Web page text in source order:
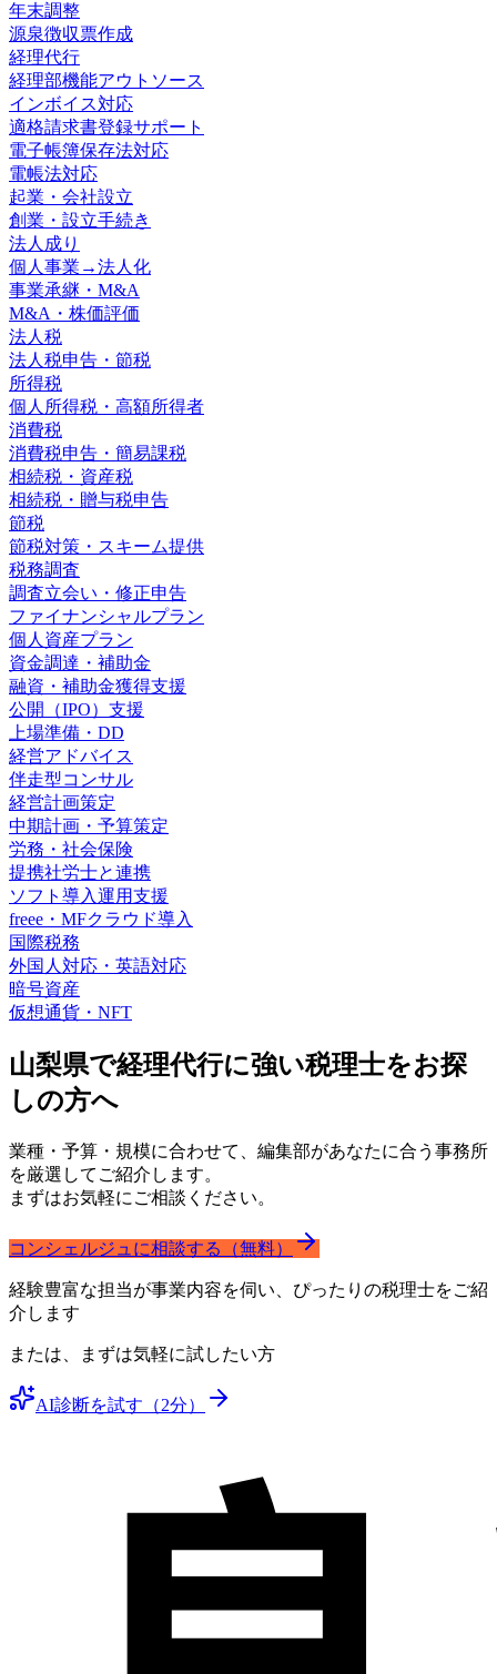
年末調整
源泉徴収票作成
経理代行
経理部機能アウトソース
インボイス対応
適格請求書登録サポート
電子帳簿保存法対応
電帳法対応
起業・会社設立
創業・設立手続き
法人成り
個人事業→法人化
事業承継・M&A
M&A・株価評価
法人税
法人税申告・節税
所得税
個人所得税・高額所得者
消費税
消費税申告・簡易課税
相続税・資産税
相続税・贈与税申告
節税
節税対策・スキーム提供
税務調査
調査立会い・修正申告
ファイナンシャルプラン
個人資産プラン
資金調達・補助金
融資・補助金獲得支援
公開（IPO）支援
上場準備・DD
経営アドバイス
伴走型コンサル
経営計画策定
中期計画・予算策定
労務・社会保険
提携社労士と連携
ソフト導入運用支援
freee・MFクラウド導入
国際税務
外国人対応・英語対応
暗号資産
仮想通貨・NFT
山梨県で経理代行に強い税理士をお探
しの方へ
業種・予算・規模に合わせて、編集部があなたに合う事務所
を厳選してご紹介します。
まずはお気軽にご相談ください。
コンシェルジュに相談する（無料）
経験豊富な担当が事業内容を伺い、ぴったりの税理士をご紹
介します
または、まずは気軽に試したい方
AI診断を試す（2分）